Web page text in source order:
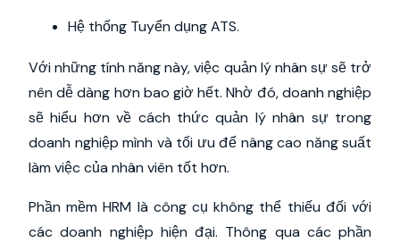
Hệ thống Tuyển dụng ATS.
Với những tính năng này, việc quản lý nhân sự sẽ trở
nên dễ dàng hơn bao giờ hết. Nhờ đó, doanh nghiệp
sẽ hiểu hơn về cách thức quản lý nhân sự trong
doanh nghiệp mình và tối ưu để nâng cao năng suất
làm việc của nhân viên tốt hơn.
Phần mềm HRM là công cụ không thể thiếu đối với
các doanh nghiệp hiện đại. Thông qua các phần